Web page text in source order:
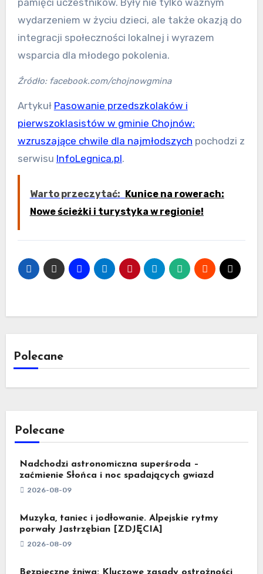
pamięci uczestników. Były nie tylko ważnym
wydarzeniem w życiu dzieci, ale także okazją do
integracji społeczności lokalnej i wyrazem
wsparcia dla młodego pokolenia.
Źródło: facebook.com/chojnowgmina
Artykuł Pasowanie przedszkolaków i
pierwszoklasistów w gminie Chojnów:
wzruszające chwile dla najmłodszych pochodzi z
serwisu InfoLegnica.pl.
Warto przeczytać: Kunice na rowerach:
Nowe ścieżki i turystyka w regionie!
Polecane
Polecane
Nadchodzi astronomiczna superśroda –
zaćmienie Słońca i noc spadających gwiazd
2026-08-09
Muzyka, taniec i jodłowanie. Alpejskie rytmy
porwały Jastrzębian [ZDJĘCIA]
2026-08-09
Bezpieczne żniwa: Kluczowe zasady ostrożności